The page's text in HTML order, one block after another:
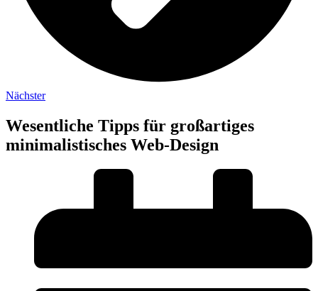
Nächster
Wesentliche Tipps für großartiges
minimalistisches Web-Design